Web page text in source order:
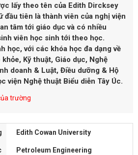
lấy theo tên của Edith Dircksey
đầu tiên là thành viên của nghị viện
tâm tới giáo dục và có nhiều
viên học sinh tới theo học.
học, với các khóa học đa dạng về
Kỹ thuật, Giáo dục, Nghệ
doanh & Luật, Điều dưỡng & Hộ
viện Nghệ thuật Biểu diễn Tây Úc.
trường
Edith Cowan University
Petroleum Engineering